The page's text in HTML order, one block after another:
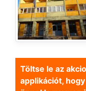
Töltse le az
applikációt,